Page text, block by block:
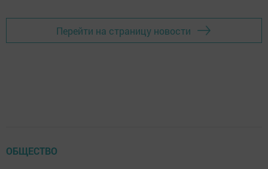
Перейти на страницу новости
ОБЩЕСТВО